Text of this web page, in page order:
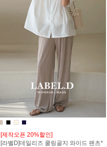
[제작오픈 20%할인]
[라벨D]데일리즈 쿨링골지 와이드 팬츠*